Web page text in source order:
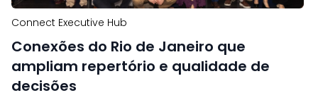
Connect Executive Hub
Conexões do Rio de Janeiro que
ampliam repertório e qualidade de
decisões